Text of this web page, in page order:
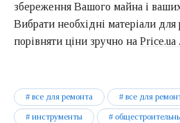
збереження Вашого майна і
Вибрати необхідні матеріали
порівняти ціни зручно на Price.ua .
все для ремонта все для
инструменты